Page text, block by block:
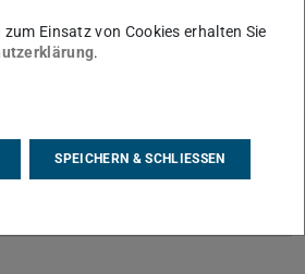
Einsatz von Cookies erhalten Sie
.
SPEICHERN & SCHLIESSEN